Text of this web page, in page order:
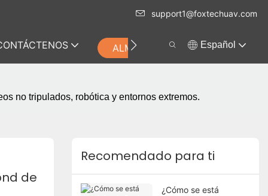
support1@foxtechuav.com
ALMACENAR Español
no tripulados, robótica y entornos extremos.
de
Recomendado para ti
¿Cómo se está